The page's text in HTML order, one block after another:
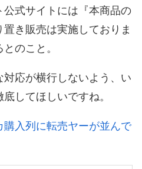
式サイトには『本商品の
き販売は実施しておりま
のこと。
応が横行しないよう、い
してほしいですね。
購入列に転売ヤーが並んで